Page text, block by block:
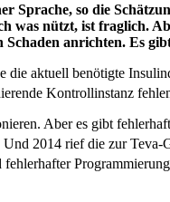
Sprache, so die
was nützt, ist fraglich.
anrichten. Es
aktuell benötigte
Kontrollinstanz
Aber es gibt
Und 2014 rief die zur Teva-